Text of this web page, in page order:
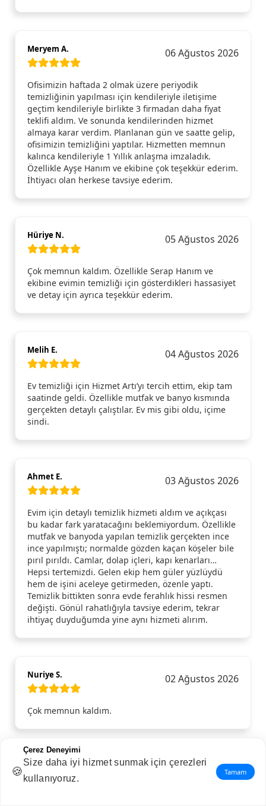
Meryem A. 06 Ağustos 2026
Ofisimizin haftada 2 olmak üzere periyodik
temizliğinin yapılması için kendileriyle iletişime
geçtim kendileriyle birlikte 3 firmadan daha fiyat
teklifi aldım. Ve sonunda kendilerinden hizmet
almaya karar verdim. Planlanan gün ve saatte gelip,
ofisimizin temizliğini yaptılar. Hizmetten memnun
kalınca kendileriyle 1 Yıllık anlaşma imzaladık.
Özellikle Ayşe Hanım ve ekibine çok teşekkür ederim.
İhtiyacı olan herkese tavsiye ederim.
Hüriye N. 05 Ağustos 2026
Çok memnun kaldım. Özellikle Serap Hanım ve
ekibine evimin temizliği için gösterdikleri hassasiyet
ve detay için ayrıca teşekkür ederim.
Melih E. 04 Ağustos 2026
Ev temizliği için Hizmet Artı’yı tercih ettim, ekip tam
saatinde geldi. Özellikle mutfak ve banyo kısmında
gerçekten detaylı çalıştılar. Ev mis gibi oldu, içime
sindi.
Ahmet E. 03 Ağustos 2026
Evim için detaylı temizlik hizmeti aldım ve açıkçası
bu kadar fark yaratacağını beklemiyordum. Özellikle
mutfak ve banyoda yapılan temizlik gerçekten ince
ince yapılmıştı; normalde gözden kaçan köşeler bile
pırıl pırıldı. Camlar, dolap içleri, kapı kenarları…
Hepsi tertemizdi. Gelen ekip hem güler yüzlüydü
hem de işini aceleye getirmeden, özenle yaptı.
Temizlik bittikten sonra evde ferahlık hissi resmen
değişti. Gönül rahatlığıyla tavsiye ederim, tekrar
ihtiyaç duyduğumda yine aynı hizmeti alırım.
Nuriye S. 02 Ağustos 2026
Çok memnun kaldım.
Hatice A. 01 Ağustos 2026
🍪
Çerez Deneyimi
Size daha iyi hizmet sunmak için çerezleri
kullanıyoruz.
Tamam